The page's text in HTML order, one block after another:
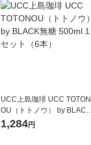
UCC上島珈琲 UCC TOTON
OU（トトノウ） by BLACK
無糖 500ml 1セット（6本）
1,284円